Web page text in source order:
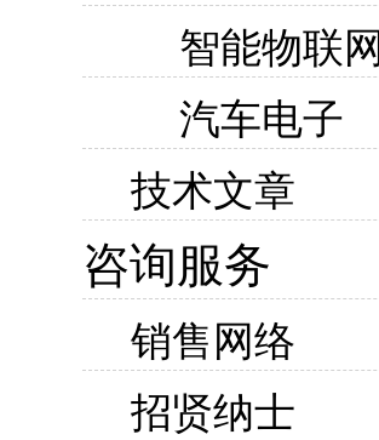
智能物联网
汽车电子
技术文章
咨询服务
销售网络
招贤纳士